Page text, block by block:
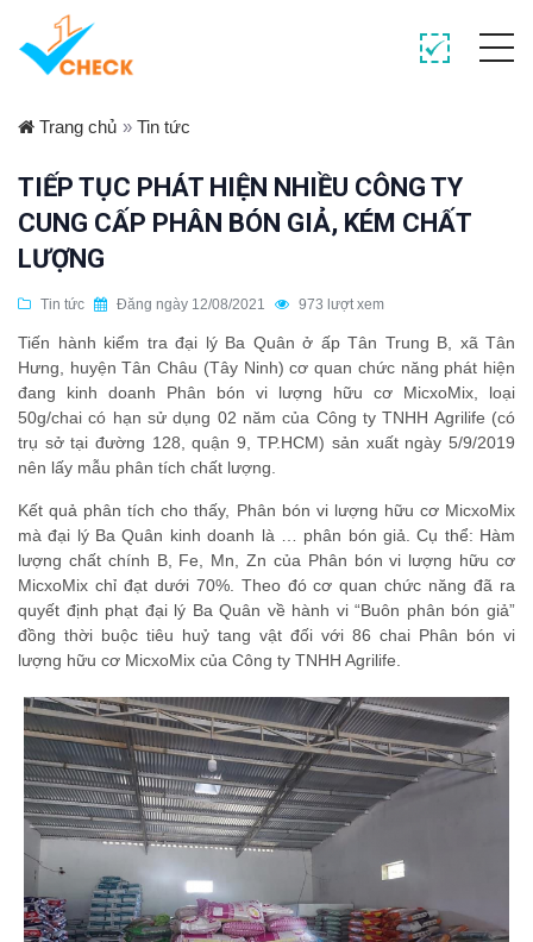
Trang chủ » Tin tức
TIẾP TỤC PHÁT HIỆN NHIỀU CÔNG TY
CUNG CẤP PHÂN BÓN GIẢ, KÉM CHẤT
LƯỢNG
Tin tức Đăng ngày 12/08/2021 973 lượt xem
Tiến hành kiểm tra đại lý Ba Quân ở ấp Tân Trung B, xã Tân
Hưng, huyện Tân Châu (Tây Ninh) cơ quan chức năng phát hiện
đang kinh doanh Phân bón vi lượng hữu cơ MicxoMix, loại
50g/chai có hạn sử dụng 02 năm của Công ty TNHH Agrilife (có
trụ sở tại đường 128, quận 9, TP.HCM) sản xuất ngày 5/9/2019
nên lấy mẫu phân tích chất lượng.
Kết quả phân tích cho thấy, Phân bón vi lượng hữu cơ MicxoMix
mà đại lý Ba Quân kinh doanh là … phân bón giả. Cụ thể: Hàm
lượng chất chính B, Fe, Mn, Zn của Phân bón vi lượng hữu cơ
MicxoMix chỉ đạt dưới 70%. Theo đó cơ quan chức năng đã ra
quyết định phạt đại lý Ba Quân về hành vi “Buôn phân bón giả”
đồng thời buộc tiêu huỷ tang vật đối với 86 chai Phân bón vi
lượng hữu cơ MicxoMix của Công ty TNHH Agrilife.